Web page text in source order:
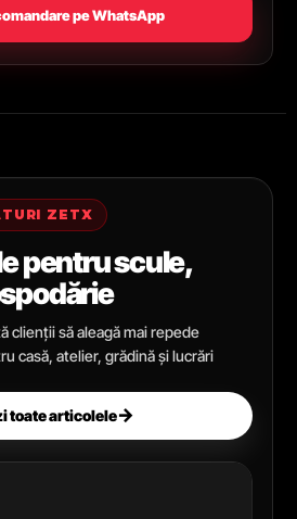
pe WhatsApp
ZETX
pentru scule,
clienții să aleagă mai repede
casă, atelier, grădină și lucrări
toate articolele→